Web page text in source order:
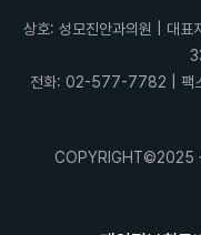
상호: 성모진안과의원 | 대표
전화: 02-577-7782 | 팩
COPYRIGHT©2025